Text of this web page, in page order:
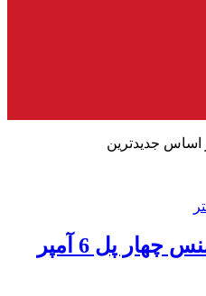
جدیدترین
کلید مینیاتوری زیمنس چهار پل 6 آمپر